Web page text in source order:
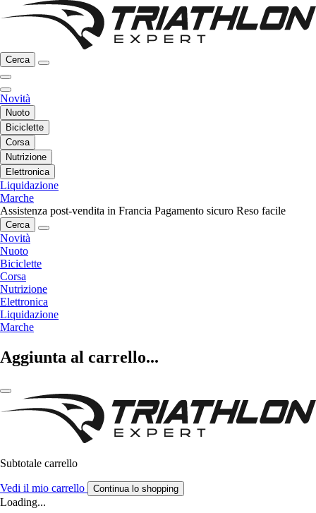
Cerca
Novità
Nuoto
Biciclette
Corsa
Nutrizione
Elettronica
Liquidazione
Marche
Assistenza post-vendita in Francia Pagamento sicuro Reso facile
Cerca
Novità
Nuoto
Biciclette
Corsa
Nutrizione
Elettronica
Liquidazione
Marche
Aggiunta al carrello...
Subtotale carrello
Vedi il mio carrello Continua lo shopping
Loading...